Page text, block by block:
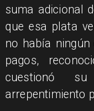
suma adicional
que esa plata
no había ningún
pagos,
cuestionó
arrepentimiento